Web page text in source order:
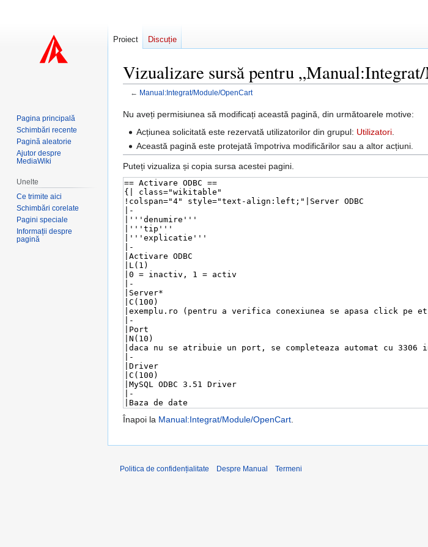
Vizualizare sursă pentru
← Manual:Integrat/Module/OpenCart
Sari
Sari
Nu aveți permisiunea să modificați această pagină, din următoarele motive:
Acțiunea solicitată este rezervată utilizatorilor din grupul: Utilizatori
Această pagină este protejată împotriva modificărilor sau a altor acțiuni.
Puteți vizualiza și copia sursa acestei pagini.
Înapoi la Manual:Integrat/Module/OpenCart.
Proiect Discuție
Pagina principală
Schimbări recente
Pagină aleatorie
Ajutor despre
MediaWiki
Unelte
Ce trimite aici
Schimbări corelate
Pagini speciale
Informații despre
pagină
Politica de confidențialitate Despre Manual Termeni